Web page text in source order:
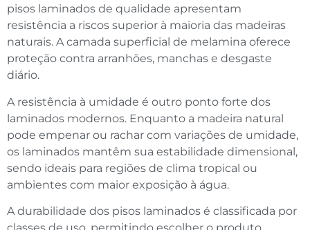
pisos laminados de qualidade apresentam
resistência a riscos superior à maioria das madeiras
naturais. A camada superficial de melamina oferece
proteção contra arranhões, manchas e desgaste
diário.
A resistência à umidade é outro ponto forte dos
laminados modernos. Enquanto a madeira natural
pode empenar ou rachar com variações de umidade,
os laminados mantêm sua estabilidade dimensional,
sendo ideais para regiões de clima tropical ou
ambientes com maior exposição à água.
A durabilidade dos pisos laminados é classificada por